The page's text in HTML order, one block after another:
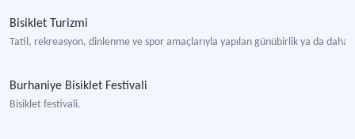
Bisiklet Turizmi
Tatil, rekreasyon, dinlenme ve spor amaçlarıyla yapılan günübirlik ya da
Burhaniye Bisiklet Festivali
Bisiklet festivali.